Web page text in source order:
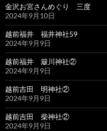
金沢お宮さんめぐり 三度
2024年9月10日
越前福井 福井神社59
2024年9月9日
越前福井 簸川神社②
2024年9月9日
越前吉田 明神社②
2024年9月9日
越前吉田 柴神社②
2024年9月9日